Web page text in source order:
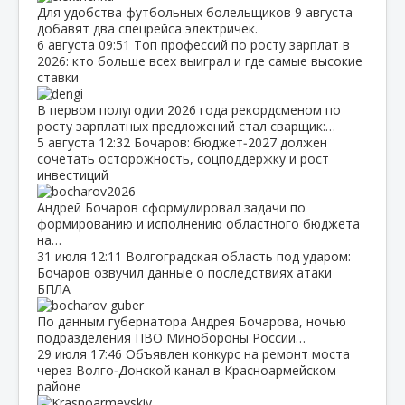
Для удобства футбольных болельщиков 9 августа
добавят два спецрейса электричек.
6 августа 09:51 Топ профессий по росту зарплат в
2026: кто больше всех выиграл и где самые высокие
ставки
В первом полугодии 2026 года рекордсменом по
росту зарплатных предложений стал сварщик:…
5 августа 12:32 Бочаров: бюджет‑2027 должен
сочетать осторожность, соцподдержку и рост
инвестиций
Андрей Бочаров сформулировал задачи по
формированию и исполнению областного бюджета
на…
31 июля 12:11 Волгоградская область под ударом:
Бочаров озвучил данные о последствиях атаки
БПЛА
По данным губернатора Андрея Бочарова, ночью
подразделения ПВО Минобороны России…
29 июля 17:46 Объявлен конкурс на ремонт моста
через Волго‑Донской канал в Красноармейском
районе